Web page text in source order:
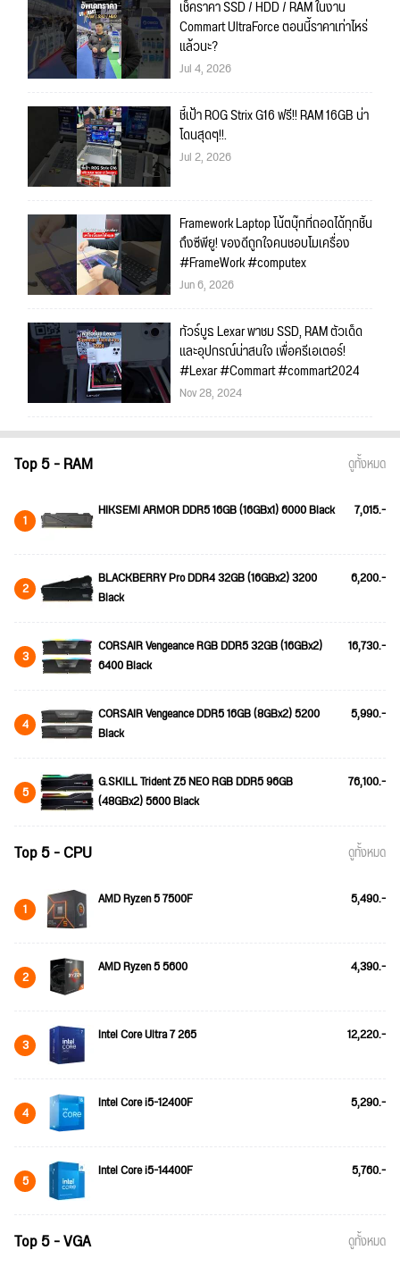
เช็คราคา SSD / HDD / RAM ในงาน
Commart UltraForce ตอนนี้ราคาเท่าไหร่
แล้วนะ?
Jul 4, 2026
ชี้เป้า ROG Strix G16 ฟรี!! RAM 16GB น่า
โดนสุดๆ!!.
Jul 2, 2026
Framework Laptop โน้ตบุ๊กที่ถอดได้ทุกชิ้น
ถึงซีพียู! ของดีถูกใจคนชอบโมเครื่อง
#FrameWork #computex
Jun 6, 2026
ทัวร์บูธ Lexar พาชม SSD, RAM ตัวเด็ด
และอุปกรณ์น่าสนใจ เพื่อครีเอเตอร์!
#Lexar #Commart #commart2024
Nov 28, 2024
Top 5 - RAM ดูทั้งหมด
1 HIKSEMI ARMOR DDR5 16GB (16GBx1) 6000 Black 7,015.-
2
BLACKBERRY Pro DDR4 32GB (16GBx2) 3200
Black
6,200.-
3
CORSAIR Vengeance RGB DDR5 32GB (16GBx2)
6400 Black
16,730.-
4
CORSAIR Vengeance DDR5 16GB (8GBx2) 5200
Black
5,990.-
5
G.SKILL Trident Z5 NEO RGB DDR5 96GB
(48GBx2) 5600 Black
76,100.-
Top 5 - CPU ดูทั้งหมด
1 AMD Ryzen 5 7500F 5,490.-
2 AMD Ryzen 5 5600 4,390.-
3 Intel Core Ultra 7 265 12,220.-
4 Intel Core i5-12400F 5,290.-
5 Intel Core i5-14400F 5,760.-
Top 5 - VGA ดูทั้งหมด